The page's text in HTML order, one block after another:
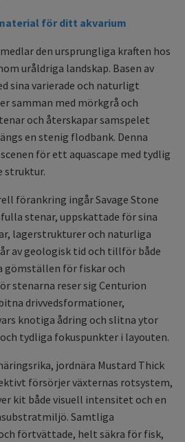
för ditt akvarium
den ursprungliga kraften hos
uråldriga landskap. Basen av
sina varierade och naturligt
samman med mörkgrå och
och återskapar samspelet
en stenig flodbank. Denna
för ett aquascape med tydlig
struktur.
förankring ingår Savage Stone
stenar, uppskattade för sina
lagerstrukturer och naturliga
av geologisk tid och tillför både
gömställen för fiskar och
stenarna reser sig Centurion
drivvedsformationer,
knotiga ådring och slitna ytor
tydliga fokuspunkter i layouten.
jordnära Mustard Thick
försörjer växternas rotsystem,
kit både visuell intensitet och en
Samtliga
förtvättade, helt säkra för fisk,